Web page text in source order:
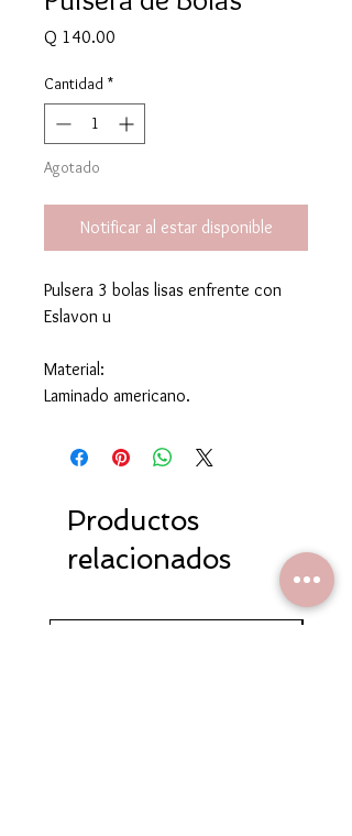
Q 140.00
Cantidad *
Agotado
Notificar al estar disponible
Pulsera 3 bolas lisas enfrente con
Eslavon u
Material:
Laminado americano.
Productos
relacionados